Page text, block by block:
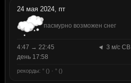
24 мая 2024, пт
пасмурно возможен снег
4:47 → 22:45
3 м/с СВ
день 17:58
рекорды: ° () · ° ()